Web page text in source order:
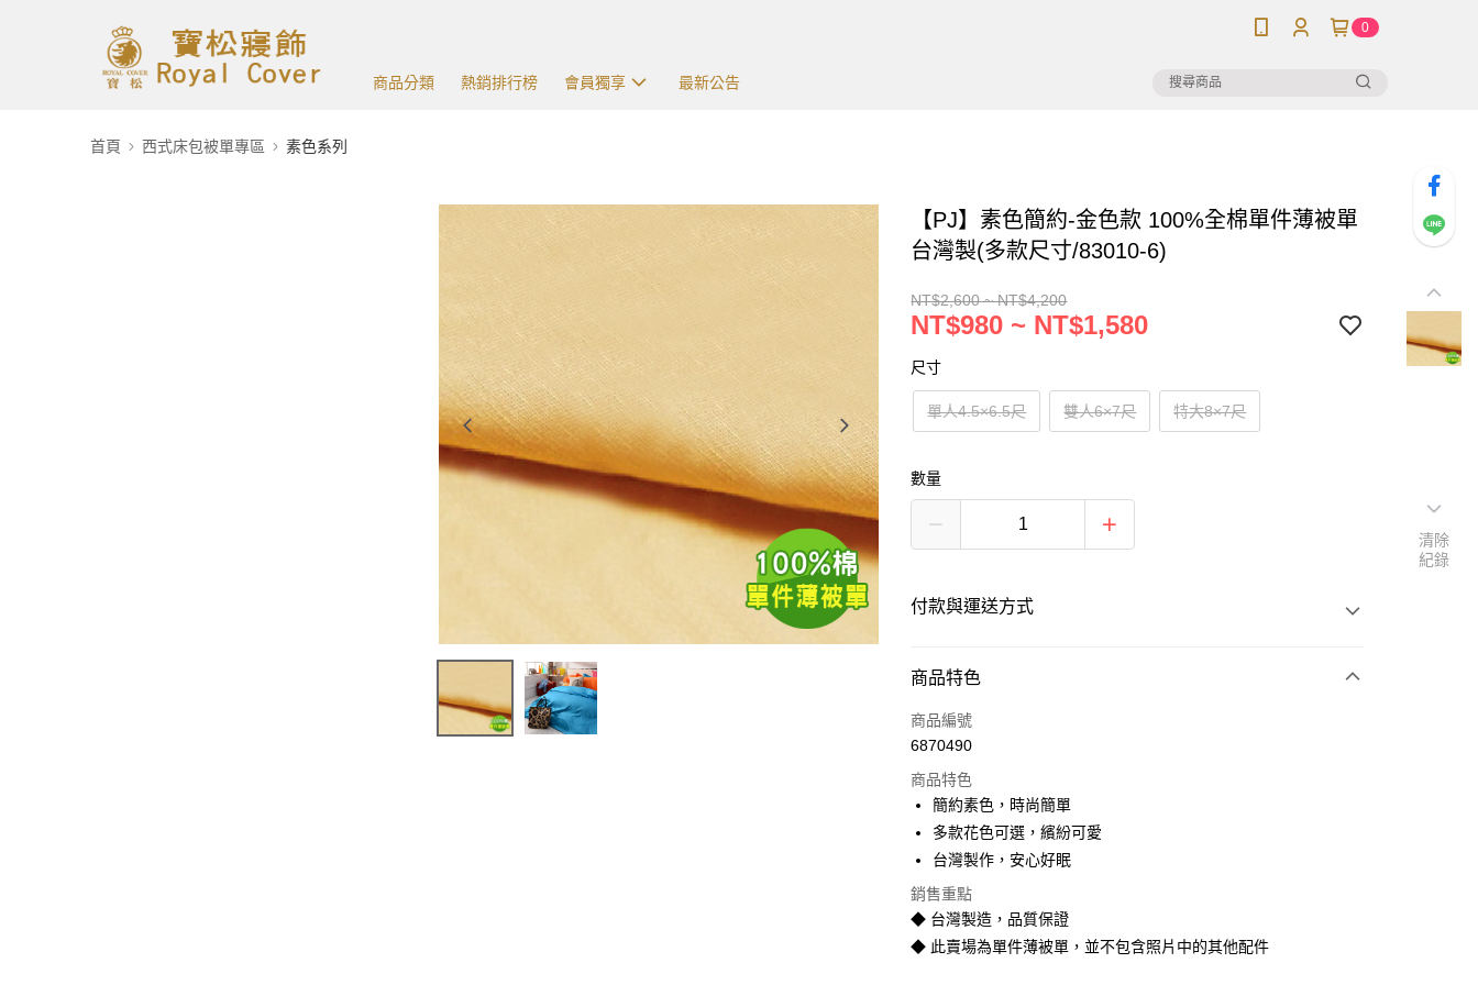
0
商品分類 熱銷排行榜 會員獨享 最新公告
首頁 西式床包被單專區 素色系列
【PJ】素色簡約-金色款 100%全棉單件薄被單
台灣製(多款尺寸/83010-6)
NT$2,600 ~ NT$4,200
NT$980 ~ NT$1,580
尺寸
單人4.5×6.5尺 雙人6×7尺 特大8×7尺
數量
付款與運送方式
付款方式
信用卡一次付款
Apple Pay
街口支付
Google Pay
商品特色
商品編號
6870490
商品特色
簡約素色，時尚簡單
多款花色可選，繽紛可愛
台灣製作，安心好眠
銷售重點
◆ 台灣製造，品質保證
◆ 此賣場為單件薄被單，並不包含照片中的其他配件
清除
紀錄